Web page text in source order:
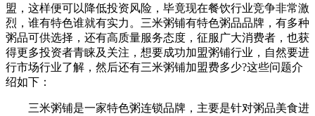
盟，这样便可以降低投资风险，毕竟现在餐饮行业竞争非常激
烈，谁有特色谁就有实力。三米粥铺有特色粥品品牌，有多种
粥品可供选择，还有高质量服务态度，征服广大消费者，也获
得更多投资者青睐及关注，想要成功加盟粥铺行业，自然要进
行市场行业了解，然后还有三米粥铺加盟费多少?这些问题介
绍如下：
三米粥铺是一家特色粥连锁品牌，主要是针对粥品美食进